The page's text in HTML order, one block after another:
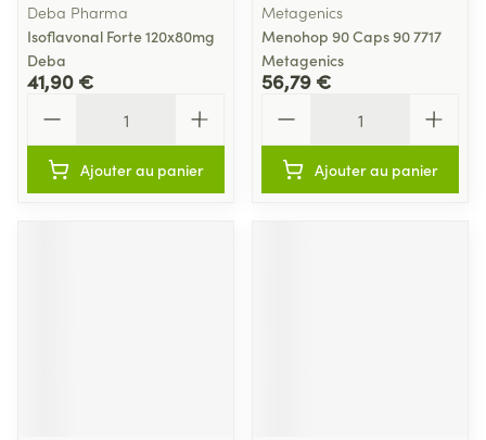
Deba Pharma
Isoflavonal Forte 120x80mg
Deba
41,90 €
Ajouter au panier
Metagenics
Menohop 90 Caps 90 7717
Metagenics
56,79 €
Ajouter au panier